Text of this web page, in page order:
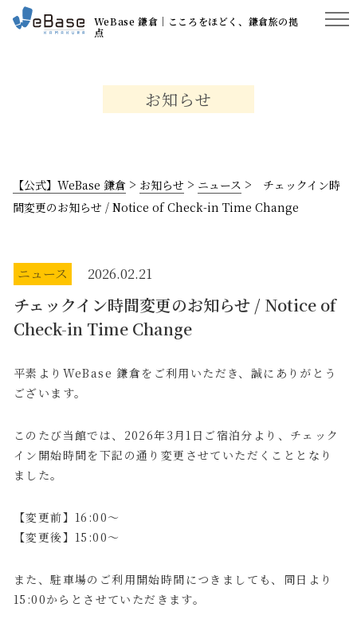
WeBase 鎌倉│こころをほどく、鎌倉旅の拠
点
お知らせ
【公式】WeBase 鎌倉 > お知らせ > ニュース >
チェックイン時
間変更のお知らせ / Notice of Check-in Time Change
ニュース 2026.02.21
チェックイン時間変更のお知らせ / Notice of
Check-in Time Change
平素よりWeBase 鎌倉をご利用いただき、誠にありがとう
ございます。
このたび当館では、2026年3月1日ご宿泊分より、チェック
イン開始時間を下記の通り変更させていただくこととなり
ました。
【変更前】16:00〜
【変更後】15:00〜
また、駐車場のご利用開始時間につきましても、同日より
15:00からとさせていただきます。